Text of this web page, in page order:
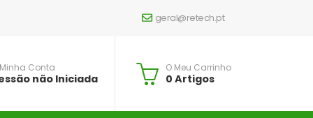
geral@retech.pt
Conta
não Iniciada
O Meu Carrinho
0 Artigos